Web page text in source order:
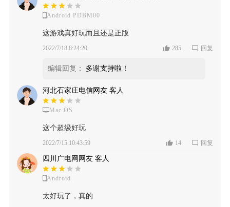
Android PDBM00
这游戏真好玩而且还是正版
2022/7/18 8:24:20 285 回复
编辑回复： 多谢支持啦！
河北石家庄电信网友 客人
Mac OS
这个超级好玩
2022/7/15 10:43:59 14 回复
四川广电网网友 客人
Android
太好玩了，真的